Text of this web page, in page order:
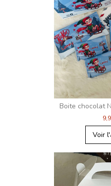
Boite chocolat
Voir